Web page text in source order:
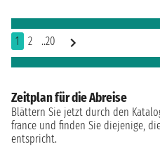
1 2 ..20
Zeitplan für die Abreise
Blättern Sie jetzt durch den
france und finden Sie diejenige,
entspricht.